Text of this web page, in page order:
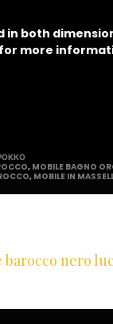
in both
more
, MOBILE BAGNO
, MOBILE IN
barocco nero